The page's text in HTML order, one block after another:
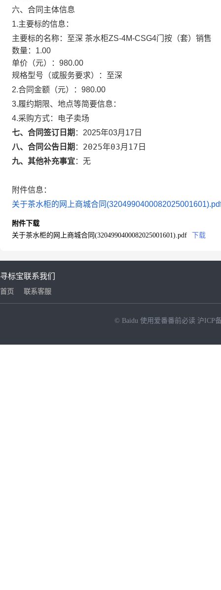
六、合同主体信息
1.主要标的信息：
主要标的名称：
至深 茶水柜ZS-4M-CSG4门按（套）销售
数量： 1.00
单价（元）： 980.00
规格型号（或服务要求）：
至深
2.合同金额（元）： 980.00
3.履约期限、地点等简要信息：
4.采购方式：
电子卖场
七、合同签订日期 ： 2025年03月17日
八、合同公告日期 ： 2025年03月17日
九、其他补充事宜： 无
附件信息：
关于茶水柜的网上商城合同
附件下载
关于茶水柜的网上商城合同(3204990400082025001601).pdf
下载
寻标宝
首页
联系我们
联系客服
© Baidu 使用爱番番前必读 沪ICP